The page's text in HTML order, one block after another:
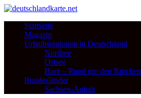
Startseite
Magazin
Urlaubsregionen in Deutschland
Nordsee
Ostsee
Harz – Rund um den Brocken
Bundesländer
Sachsen-Anhalt